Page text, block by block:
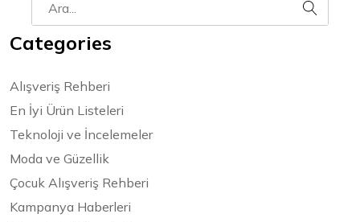
Categories
Alışveriş Rehberi
En İyi Ürün Listeleri
Teknoloji ve İncelemeler
Moda ve Güzellik
Çocuk Alışveriş Rehberi
Kampanya Haberleri